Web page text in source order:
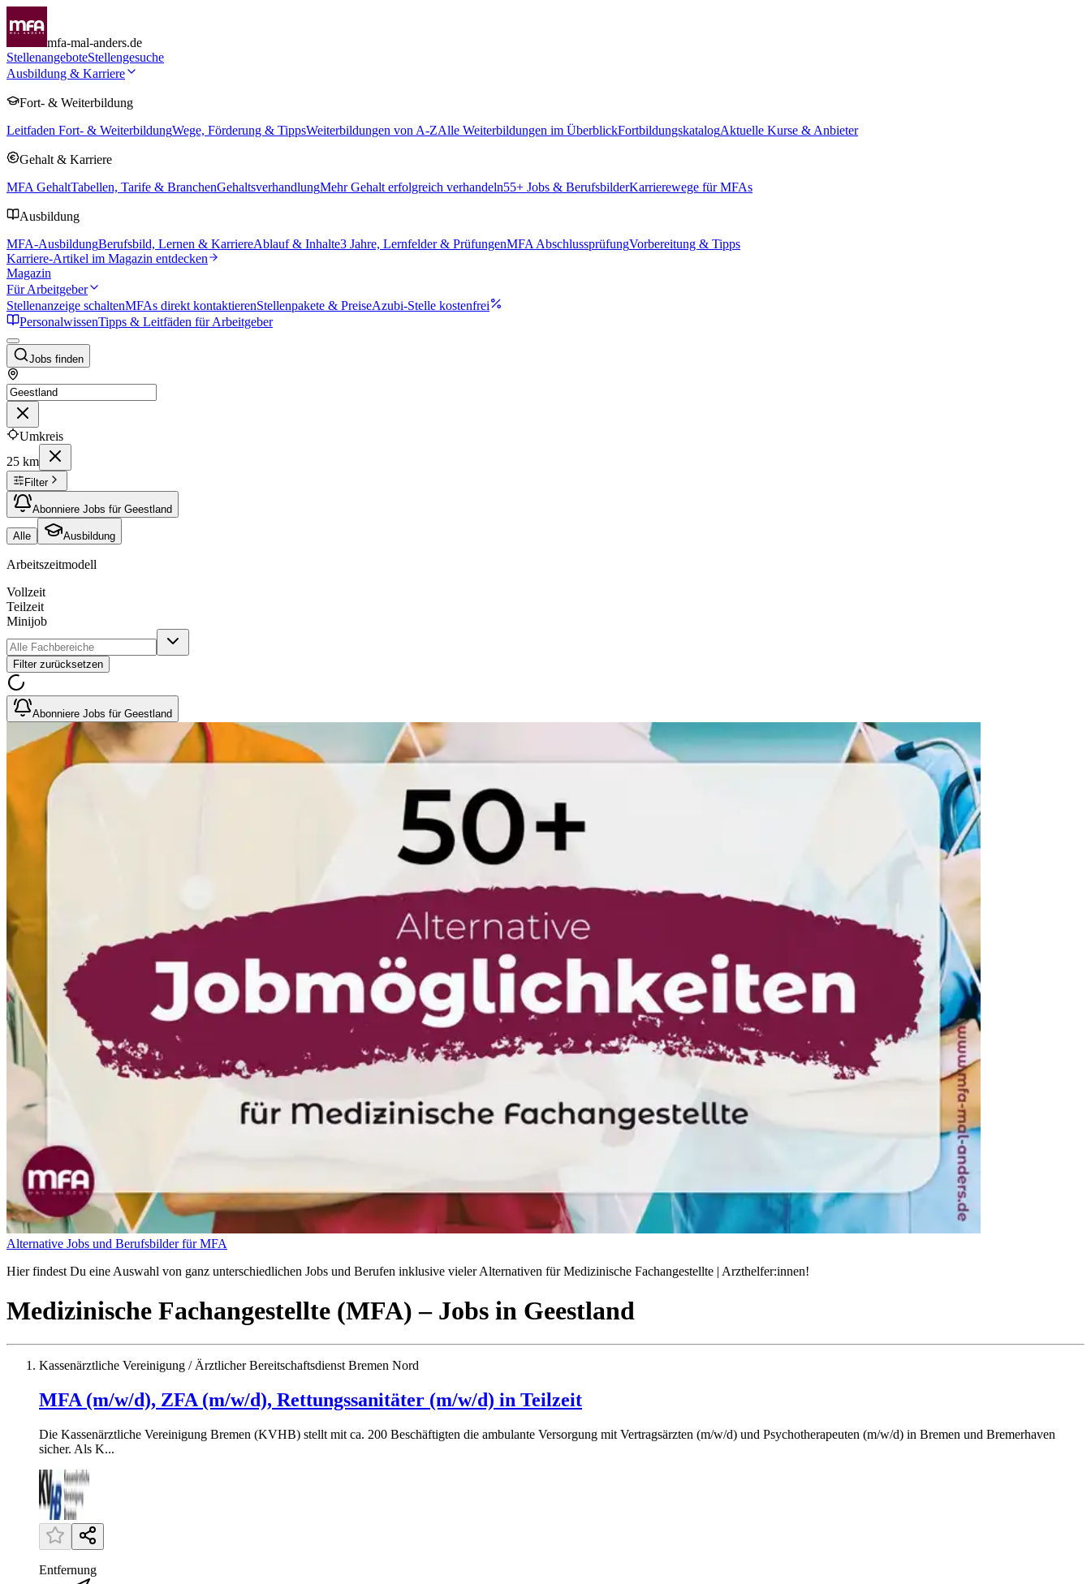
mfa-mal-anders.de
StellenangeboteStellengesuche
Ausbildung & Karriere
Fort- & Weiterbildung
Leitfaden Fort- & WeiterbildungWege, Förderung & TippsWeiterbildungen von A-ZAlle Weiterbildungen im ÜberblickFortbildungskatalogAktuelle Kurse & Anbieter
Gehalt & Karriere
MFA GehaltTabellen, Tarife & BranchenGehaltsverhandlungMehr Gehalt erfolgreich verhandeln55+ Jobs & BerufsbilderKarrierewege für MFAs
Ausbildung
MFA-AusbildungBerufsbild, Lernen & KarriereAblauf & Inhalte3 Jahre, Lernfelder & PrüfungenMFA AbschlussprüfungVorbereitung & Tipps
Karriere-Artikel im Magazin entdecken
Magazin
Für Arbeitgeber
Stellenanzeige schaltenMFAs direkt kontaktierenStellenpakete & PreiseAzubi-Stelle kostenfrei
PersonalwissenTipps & Leitfäden für Arbeitgeber
Jobs finden
Umkreis
25 km
Filter
Abonniere Jobs für Geestland
Alle Ausbildung
Arbeitszeitmodell
Vollzeit
Teilzeit
Minijob
Filter zurücksetzen
Abonniere Jobs für Geestland
Alternative Jobs und Berufsbilder für MFA
Hier findest Du eine Auswahl von ganz unterschiedlichen Jobs und Berufen inklusive vieler Alternativen für Medizinische Fachangestellte | Arzthelfer:innen!
Medizinische Fachangestellte (MFA) – Jobs in Geestland
Kassenärztliche Vereinigung / Ärztlicher Bereitschaftsdienst Bremen Nord
MFA (m/w/d), ZFA (m/w/d), Rettungssanitäter (m/w/d) in Teilzeit
Die Kassenärztliche Vereinigung Bremen (KVHB) stellt mit ca. 200 Beschäftigten die ambulante Versorgung mit Vertragsärzten (m/w/d) und Psychotherapeuten (m/w/d) in Bremen und Bremerhaven
sicher. Als K...
Entfernung